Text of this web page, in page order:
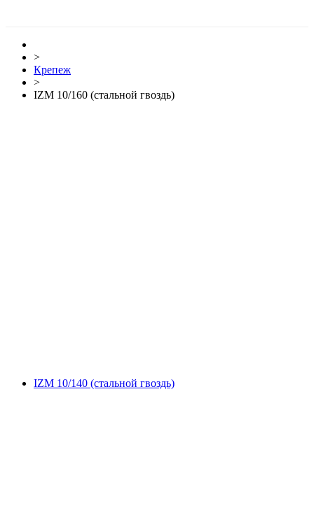
>
Крепеж
>
IZM 10/160 (стальной гвоздь)
IZM 10/140 (стальной гвоздь)